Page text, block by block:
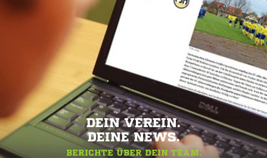
DEIN VEREIN.
DEINE NEWS.
BERICHTE ÜBER DEIN TEAM.